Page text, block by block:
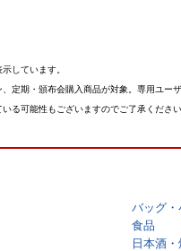
しています。
期・頒布会購入商品が対象。専用ユー
る可能性もございますのでご了承ください
バッグ
食品
日本酒